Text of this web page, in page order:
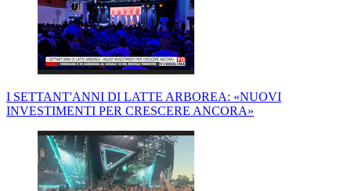
I SETTANT'ANNI DI LATTE ARBOREA: «NUOVI
INVESTIMENTI PER CRESCERE ANCORA»